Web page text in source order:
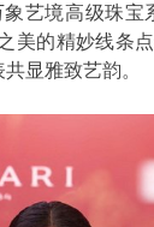
象艺境高级珠宝
美的精妙线条点
显雅致艺韵。